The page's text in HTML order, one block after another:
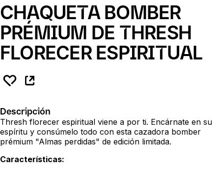
CHAQUETA BOMBER
PRÉMIUM DE THRESH
FLORECER ESPIRITUAL
Descripción
Thresh florecer espiritual viene a por ti. Encárnate en su
espíritu y consúmelo todo con esta cazadora bomber
prémium "Almas perdidas" de edición limitada.
Características: